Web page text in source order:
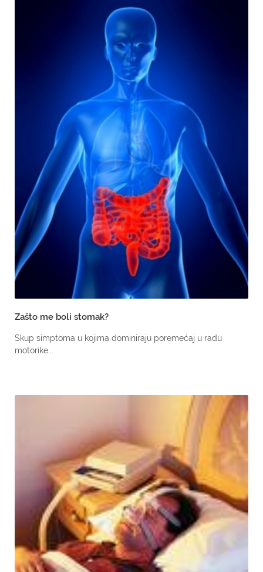
Zašto me boli stomak?
Skup simptoma u kojima dominiraju poremećaj u radu
motorike...